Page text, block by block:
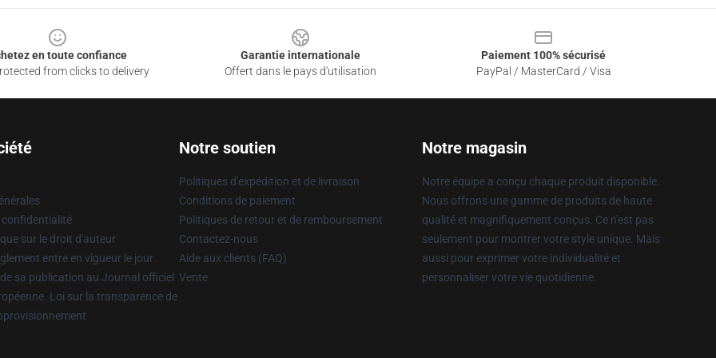
en toute confiance
from clicks to delivery
Garantie internationale
Offert dans le pays d'utilisation
Paiement 100% sécurisé
PayPal / MasterCard / Visa
confidentialité
sur le droit d'auteur
entre en vigueur le jour
sa publication au Journal officiel
Loi sur la transparence de
Notre soutien
Politiques d'expédition et de livraison
Conditions de paiement
Politiques de retour et de remboursement
Contactez-nous
Aide aux clients (FAQ)
Vente
Notre magasin
Notre équipe a conçu chaque produit disponible.
Nous offrons une gamme de produits de haute
qualité et magnifiquement conçus. Ce n'est pas
seulement pour montrer votre style unique. Mais
aussi pour exprimer votre individualité et
personnaliser votre vie quotidienne.